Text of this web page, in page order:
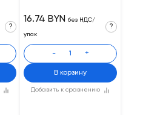
?
Добавить к сравнению
16.74 BYN без НДС/
упак
?
- +
В корзину